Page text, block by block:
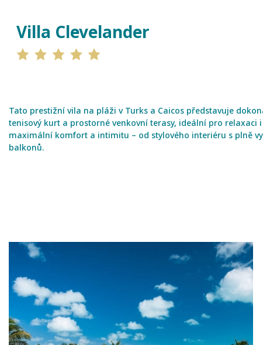
Villa Clevelander
Tato prestižní vila na pláži v Turks a Caicos představuje
tenisový kurt a prostorné venkovní terasy, ideální pro
maximální komfort a intimitu – od stylového interiéru s plně
balkonů.